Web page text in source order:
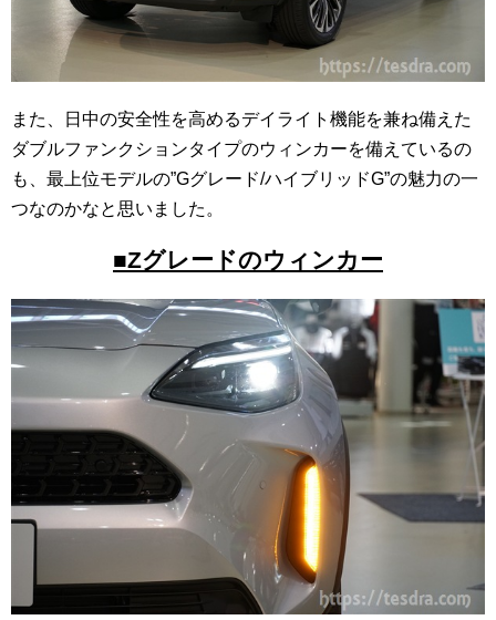
また、日中の安全性を高めるデイライト機能を兼ね備えた
ダブルファンクションタイプのウィンカーを備えているの
も、最上位モデルの”Gグレード/ハイブリッドG”の魅力の一
つなのかなと思いました。
■Zグレードのウィンカー